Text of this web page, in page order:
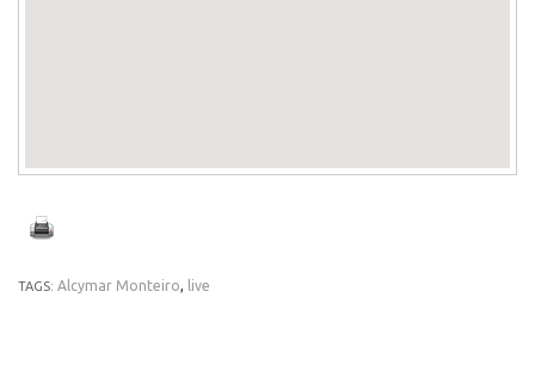
TAGS: Alcymar Monteiro, live